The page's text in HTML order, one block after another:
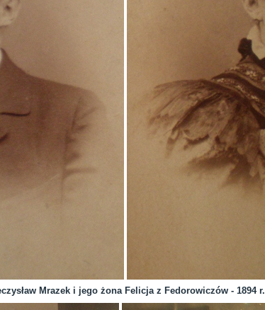
Mrazek i jego żona Felicja z Fedorowiczów - 1894 r.